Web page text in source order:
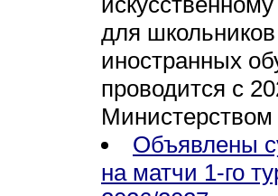
для
иностранных
проводится с
Министерством
Объявлены
на матчи 1-го